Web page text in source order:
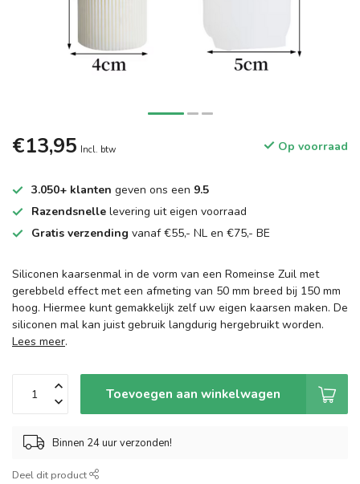
€13,95 Incl. btw Op voorraad
3.050+ klanten geven ons een 9.5
Razendsnelle levering uit eigen voorraad
Gratis verzending vanaf €55,- NL en €75,- BE
Siliconen kaarsenmal in de vorm van een Romeinse Zuil met
gerebbeld effect met een afmeting van 50 mm breed bij 150 mm
hoog. Hiermee kunt gemakkelijk zelf uw eigen kaarsen maken. De
siliconen mal kan juist gebruik langdurig hergebruikt worden.
Lees meer.
Toevoegen aan winkelwagen
Binnen 24 uur verzonden!
Deel dit product